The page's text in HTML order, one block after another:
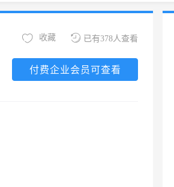
已有378人查看
收藏
付费企业会员可查看